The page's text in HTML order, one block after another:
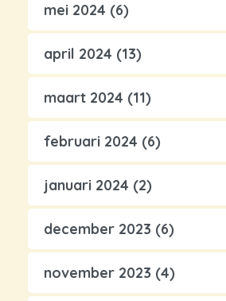
mei 2024 (6)
april 2024 (13)
maart 2024 (11)
februari 2024 (6)
januari 2024 (2)
december 2023 (6)
november 2023 (4)